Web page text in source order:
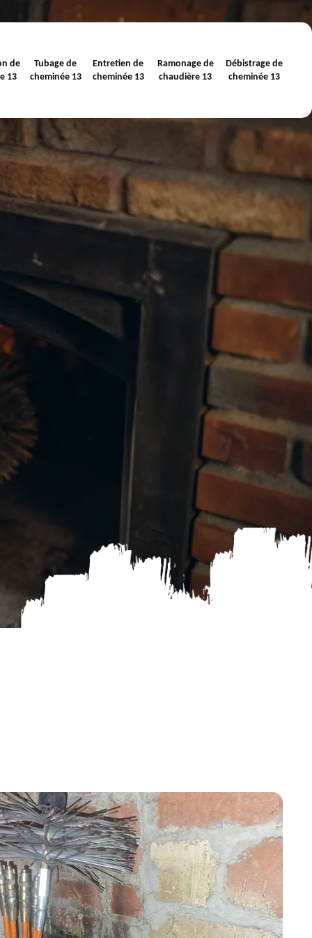
de
13
Tubage de
cheminée 13
Entretien de
cheminée 13
Ramonage de
chaudière 13
Débistrage de
cheminée 13